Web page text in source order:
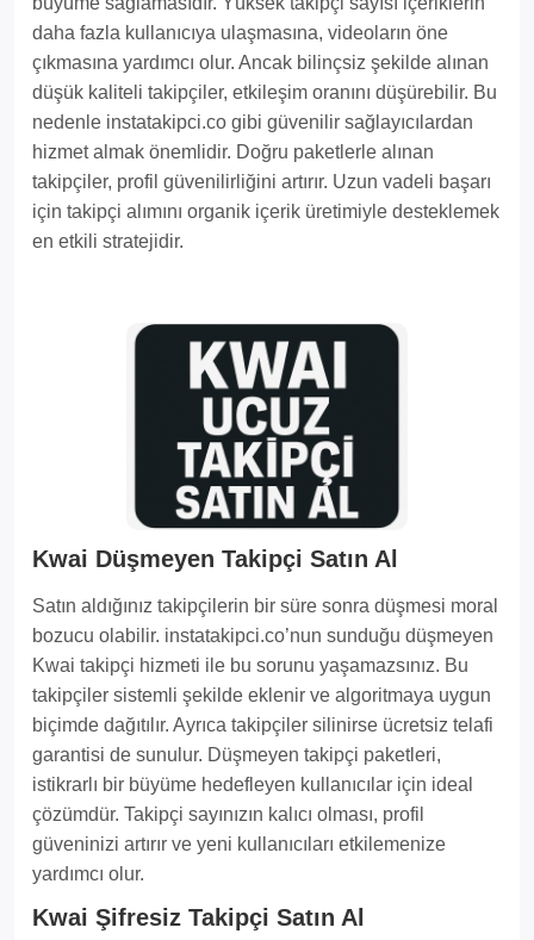
daha fazla kullanıcıya ulaşmasına, videoların öne
çıkmasına yardımcı olur. Ancak bilinçsiz şekilde alınan
düşük kaliteli takipçiler, etkileşim oranını düşürebilir. Bu
nedenle instatakipci.co gibi güvenilir sağlayıcılardan
hizmet almak önemlidir. Doğru paketlerle alınan
takipçiler, profil güvenilirliğini artırır. Uzun vadeli başarı
için takipçi alımını organik içerik üretimiyle desteklemek
en etkili stratejidir.
Kwai Düşmeyen Takipçi Satın Al
Satın aldığınız takipçilerin bir süre sonra düşmesi moral
bozucu olabilir. instatakipci.co’nun sunduğu düşmeyen
Kwai takipçi hizmeti ile bu sorunu yaşamazsınız. Bu
takipçiler sistemli şekilde eklenir ve algoritmaya uygun
biçimde dağıtılır. Ayrıca takipçiler silinirse ücretsiz telafi
garantisi de sunulur. Düşmeyen takipçi paketleri,
istikrarlı bir büyüme hedefleyen kullanıcılar için ideal
çözümdür. Takipçi sayınızın kalıcı olması, profil
güveninizi artırır ve yeni kullanıcıları etkilemenize
yardımcı olur.
Kwai Şifresiz Takipçi Satın Al